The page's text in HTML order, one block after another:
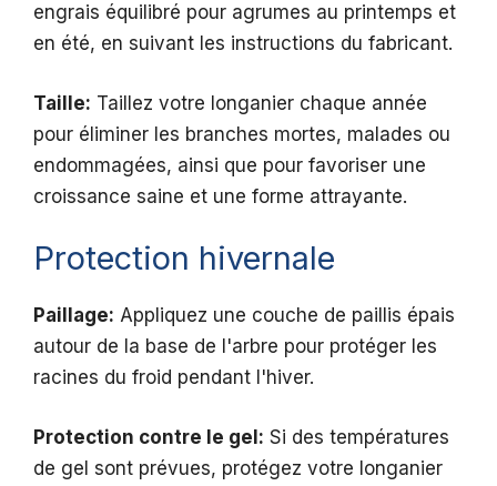
engrais équilibré pour agrumes au printemps et
en été, en suivant les instructions du fabricant.
Taille: Taillez votre longanier chaque année
pour éliminer les branches mortes, malades ou
endommagées, ainsi que pour favoriser une
croissance saine et une forme attrayante.
Protection hivernale
Paillage: Appliquez une couche de paillis épais
autour de la base de l'arbre pour protéger les
racines du froid pendant l'hiver.
Protection contre le gel: Si des températures
de gel sont prévues, protégez votre longanier